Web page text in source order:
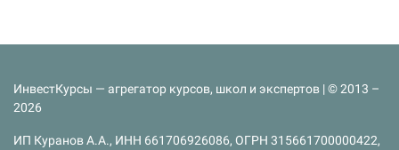
ИнвестКурсы — агрегатор курсов, школ и экспертов | © 2013 –
2026
ИП Куранов А.А., ИНН 661706926086, ОГРН 315661700000422,